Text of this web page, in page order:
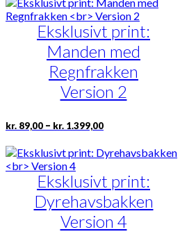
Eksklusivt print:
Manden med
Regnfrakken
Version 2
kr. 89,00 – kr. 1.399,00Prisinterval:
kr. 89,00
kr. 1.399,00
Dette
vare
har
flere
varianter.
Mulighederne
kan
vælges
på
Eksklusivt print:
Dyrehavsbakken
Version 4